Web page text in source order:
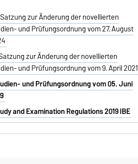
zur Änderung der novellierten
und Prüfungsordnung vom 27. August
zur Änderung der novellierten
und Prüfungsordnung vom 9. April 2021
und Prüfungsordnung vom 05. Juni
and Examination Regulations 2019 IBE